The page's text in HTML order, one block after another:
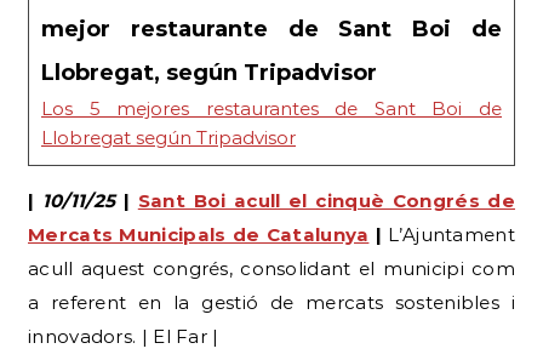
mejor restaurante de Sant Boi de
Llobregat, según Tripadvisor
Los 5 mejores restaurantes de Sant Boi de
Llobregat según Tripadvisor
| 10/11/25| Sant Boi acull el cinquè Congrés de
Mercats Municipals de Catalunya | L’Ajuntament
acull aquest congrés, consolidant el municipi com
a referent en la gestió de mercats sostenibles i
innovadors. | El Far |